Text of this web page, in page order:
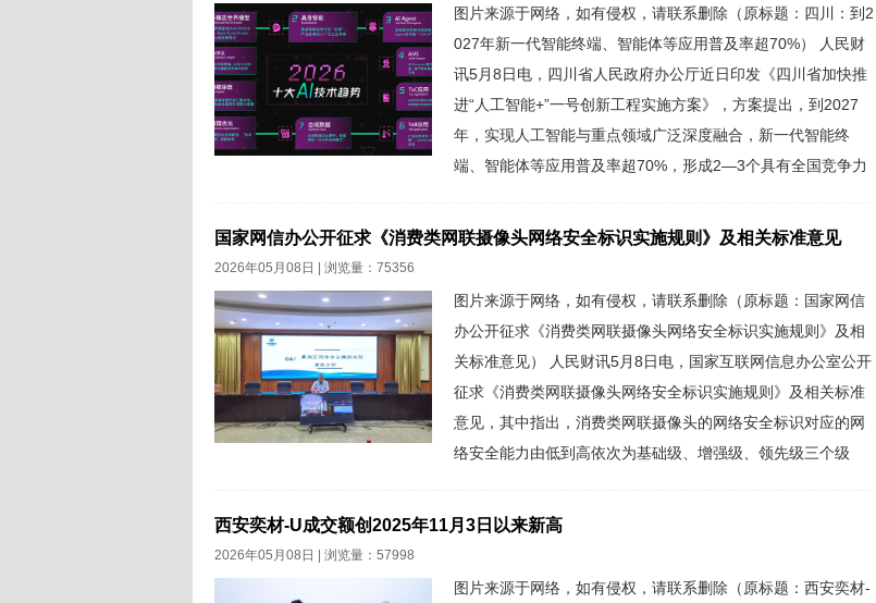
图片来源于网络，如有侵权，请联系删除（原标题：四川：到2
027年新一代智能终端、智能体等应用普及率超70%） 人民财
讯5月8日电，四川省人民政府办公厅近日印发《四川省加快推
进“人工智能+”一号创新工程实施方案》，方案提出，到2027
年，实现人工智能与重点领域广泛深度融合，新一代智能终
端、智能体等应用普及率超70%，形成2―3个具有全国竞争力
的行业标杆大模型、研发一批轻量化端侧模型，建设10个左右
国家网信办公开征求《消费类网联摄像头网络安全标识实施规则》及相关标准意见
2026年05月08日 | 浏览量：75356
图片来源于网络，如有侵权，请联系删除（原标题：国家网信
办公开征求《消费类网联摄像头网络安全标识实施规则》及相
关标准意见） 人民财讯5月8日电，国家互联网信息办公室公开
征求《消费类网联摄像头网络安全标识实施规则》及相关标准
意见，其中指出，消费类网联摄像头的网络安全标识对应的网
络安全能力由低到高依次为基础级、增强级、领先级三个级
联摄像头的网络安全能力应依据《网络安全标识 消费类网联摄
西安奕材-U成交额创2025年11月3日以来新高
2026年05月08日 | 浏览量：57998
图片来源于网络，如有侵权，请联系删除（原标题：西安奕材-